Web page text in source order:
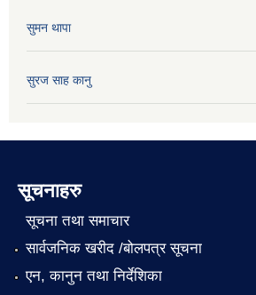
सुमन थापा
सुरज साह कानु
सूचनाहरु
सूचना तथा समाचार
सार्वजनिक खरीद /बोलपत्र सूचना
एन, कानुन तथा निर्देशिका